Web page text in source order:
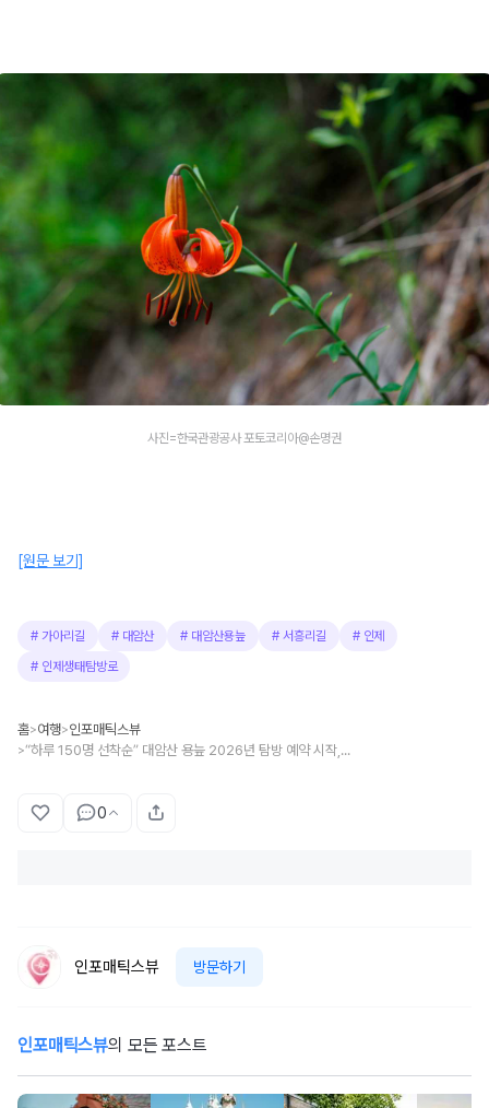
사진=한국관광공사 포토코리아@손명권
[원문 보기]
# 가아리길 # 대암산 # 대암산용늪 # 서흥리길 # 인제
# 인제생태탐방로
홈>여행>인포매틱스뷰
> “하루 150명 선착순” 대암산 용늪 2026년 탐방 예약 시작, 서흥리길 & 가아리길 어디로?
0
인포매틱스뷰 방문하기
인포매틱스뷰의 모든 포스트